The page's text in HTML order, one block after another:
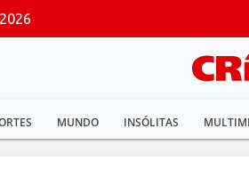
MUNDO INSÓLITAS